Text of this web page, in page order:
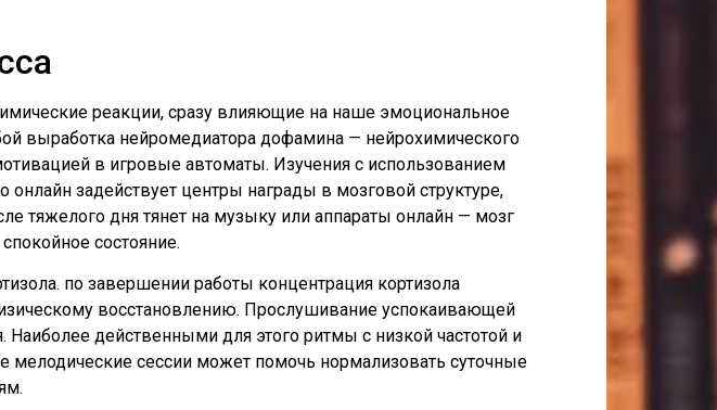
реакции, сразу влияющие на наше эмоциональное
выработка нейромедиатора дофамина — нейрохимического
в игровые автоматы. Изучения с использованием
задействует центры награды в мозговой структуре,
тяжелого дня тянет на музыку или аппараты онлайн — мозг
состояние.
по завершении работы концентрация кортизола
восстановлению. Прослушивание успокаивающей
Наиболее действенными для этого ритмы с низкой частотой и
сессии может помочь нормализовать суточные